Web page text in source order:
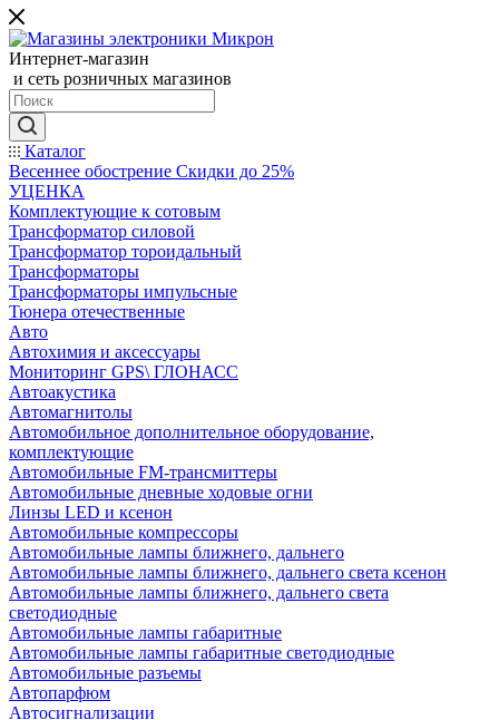
Интернет-магазин
и сеть розничных магазинов
Каталог
Весеннее обострение Скидки до 25%
УЦЕНКА
Комплектующие к сотовым
Трансформатор силовой
Трансформатор тороидальный
Трансформаторы
Трансформаторы импульсные
Тюнера отечественные
Авто
Автохимия и аксессуары
Мониторинг GPS\ ГЛОНАСС
Автоакустика
Автомагнитолы
Автомобильное дополнительное оборудование,
комплектующие
Автомобильные FM-трансмиттеры
Автомобильные дневные ходовые огни
Линзы LED и ксенон
Автомобильные компрессоры
Автомобильные лампы ближнего, дальнего
Автомобильные лампы ближнего, дальнего света ксенон
Автомобильные лампы ближнего, дальнего света
светодиодные
Автомобильные лампы габаритные
Автомобильные лампы габаритные светодиодные
Автомобильные разъемы
Автопарфюм
Автосигнализации